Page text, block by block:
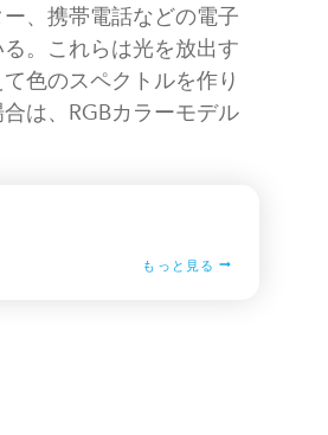
、携帯電話などの電子
。これらは光を放出す
色のスペクトルを作り
は、RGBカラーモデル
もっと見る